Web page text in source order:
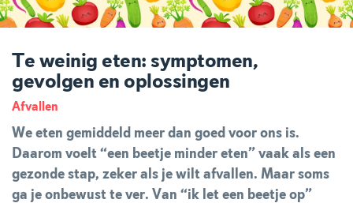
Te weinig eten: symptomen,
gevolgen en oplossingen
Afvallen
We eten gemiddeld meer dan goed voor ons is.
Daarom voelt “een beetje minder eten” vaak als een
gezonde stap, zeker als je wilt afvallen. Maar soms
ga je onbewust te ver. Van “ik let een beetje op”